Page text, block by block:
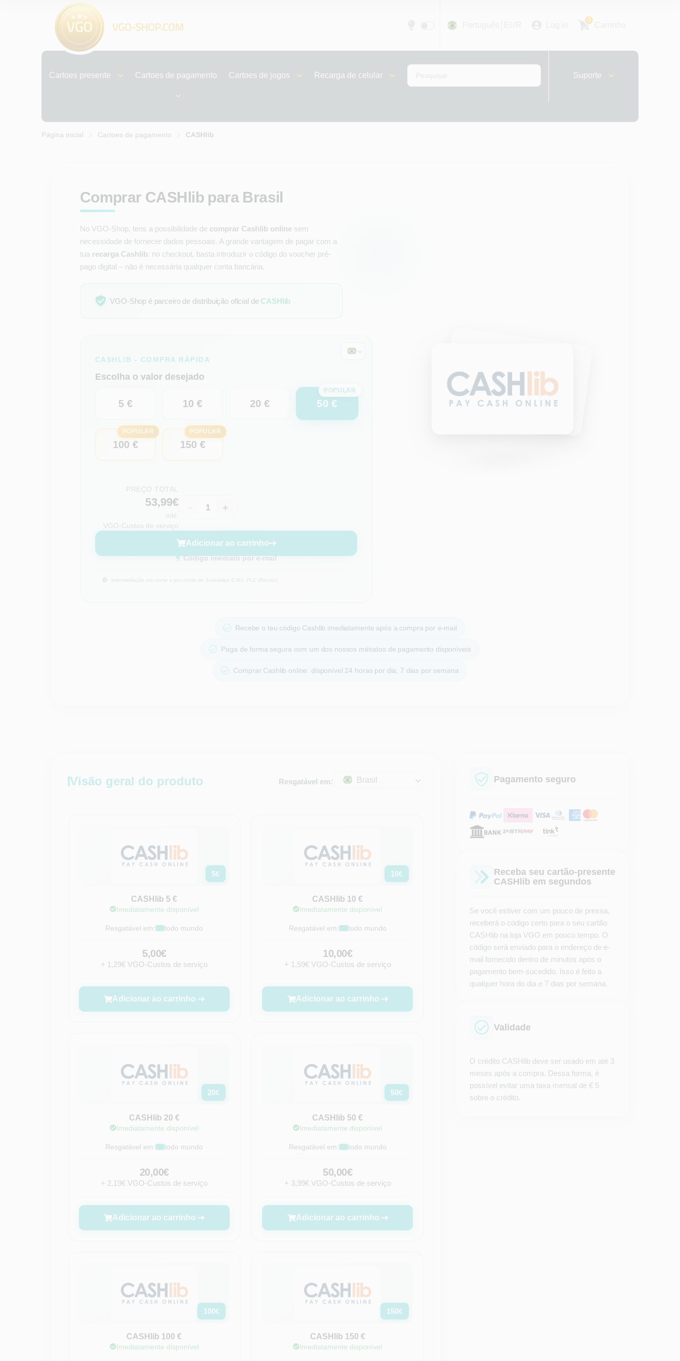
0
Cartoes presente Cartoes de pagamento Cartoes de jogos Recarga de celular Suporte
Página inicial Cartoes de pagamento CASHlib
Comprar CASHlib para Brasil
No VGO-Shop, tens a possibilidade de comprar Cashlib onlinesem
necessidade de fornecer dados pessoais. A grande vantagem de pagar com a
tua recarga Cashlib: no checkout, basta introduzir o código do voucher pré-
pago digital – não é necessária qualquer conta bancária.
VGO-Shop é parceiro de distribuição oficial de CASHlib
CASHLIB - COMPRA RÁPIDA
Escolha o valor desejado
5 € 10 € 20 € 50 €
POPULAR
100 €
POPULAR
150 €
POPULAR
PREÇO TOTAL
53,99€
inkl.
VGO-Custos de serviço
+
Adicionar ao carrinho
Código imediato por e-mail
Intermediação em nome e por conta de Sureswipe E.M.I. PLC (Revsto)
Recebe o teu código Cashlib imediatamente após a compra por e-mail
Paga de forma segura com um dos nossos métodos de pagamento disponíveis
Comprar Cashlib online: disponível 24 horas por dia, 7 dias por semana
Visão geral do produto Resgatável em: Brasil
5€
CASHlib 5 €
Imediatamente disponível
Resgatável em: todo mundo
5,00€
+ 1,29€ VGO-Custos de serviço
Adicionar ao carrinho
10€
CASHlib 10 €
Imediatamente disponível
Resgatável em: todo mundo
10,00€
+ 1,59€ VGO-Custos de serviço
Adicionar ao carrinho
20€
CASHlib 20 €
Imediatamente disponível
Resgatável em: todo mundo
20,00€
+ 2,19€ VGO-Custos de serviço
Adicionar ao carrinho
50€
CASHlib 50 €
Imediatamente disponível
Resgatável em: todo mundo
50,00€
+ 3,99€ VGO-Custos de serviço
Adicionar ao carrinho
100€
CASHlib 100 €
Imediatamente disponível
150€
CASHlib 150 €
Imediatamente disponível
Pagamento seguro
Receba seu cartão-presente
CASHlib em segundos
Se você estiver com um pouco de pressa,
receberá o código certo para o seu cartão
CASHlib na loja VGO em pouco tempo. O
código será enviado para o endereço de e-
mail fornecido dentro de minutos após o
pagamento bem-sucedido. Isso é feito a
qualquer hora do dia e 7 dias por semana.
Validade
O crédito CASHlib deve ser usado em até 3
meses após a compra. Dessa forma, é
possível evitar uma taxa mensal de € 5
sobre o crédito.